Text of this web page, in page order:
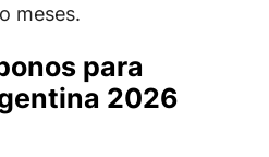
meses.
para
2026